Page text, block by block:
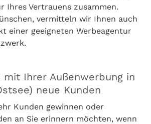
Ihres Vertrauens zusammen.
vermitteln wir Ihnen auch
einer geeigneten Werbeagentur
mit Ihrer Außenwerbung in
neue Kunden
Kunden gewinnen oder
an Sie erinnern möchten, wenn